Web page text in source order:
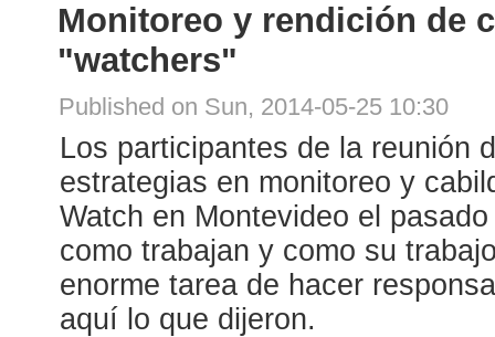
Monitoreo y rendición de
"watchers"
Published on Sun, 2014-05-25 10:30
Los participantes de la reunión
estrategias en monitoreo y
Watch en Montevideo el
como trabajan y como su
enorme tarea de hacer
aquí lo que dijeron.